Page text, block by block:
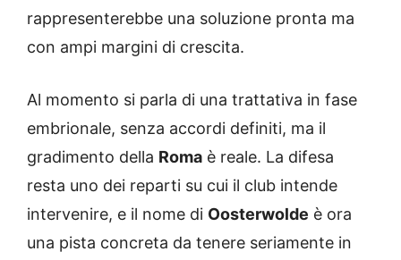
rappresenterebbe una soluzione pronta ma
con ampi margini di crescita.
Al momento si parla di una trattativa in fase
embrionale, senza accordi definiti, ma il
gradimento della Roma è reale. La difesa
resta uno dei reparti su cui il club intende
intervenire, e il nome di Oosterwolde è ora
una pista concreta da tenere seriamente in